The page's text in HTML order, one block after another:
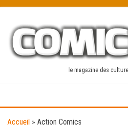
content
le magazine des
Accueil » Action Comics